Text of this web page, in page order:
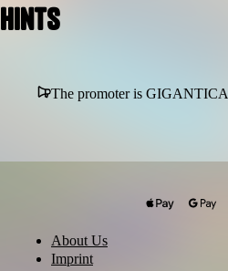
Hints
The promoter is GIGANTICA
About Us
Imprint